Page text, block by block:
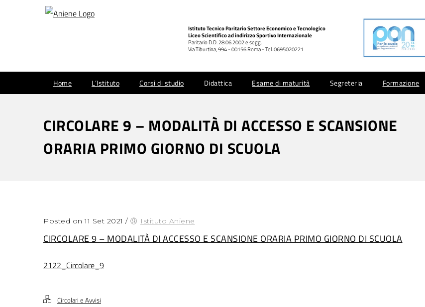
Istituto Tecnico Paritario Settore Economico e Tecnologico
Liceo Scientifico ad indirizzo Sportivo Internazionale
Paritario D.D. 28.06.2002 e segg.
Via Tiburtina, 994 - 00156 Roma - Tel. 0695020221
Home L’Istituto Corsi di studio Didattica Esame di maturità Segreteria Formazione
CIRCOLARE 9 – MODALITÀ DI ACCESSO E SCANSIONE
ORARIA PRIMO GIORNO DI SCUOLA
Posted on 11 Set 2021 / Istituto Aniene
CIRCOLARE 9 – MODALITÀ DI ACCESSO E SCANSIONE ORARIA PRIMO GIORNO DI SCUOLA
2122_Circolare_9
Circolari e Avvisi